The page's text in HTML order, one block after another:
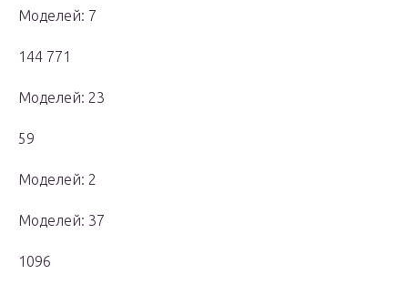
Моделей: 7
144 771
Моделей: 23
59
Моделей: 2
Моделей: 37
1096